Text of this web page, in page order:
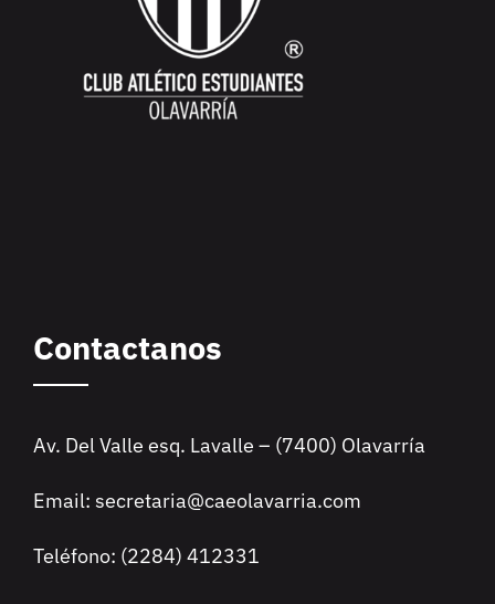
Contactanos
Av. Del Valle esq. Lavalle – (7400) Olavarría
Email: secretaria@caeolavarria.com
Teléfono: (2284) 412331